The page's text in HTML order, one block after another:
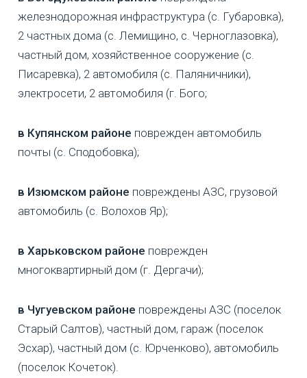
железнодорожная инфраструктура (с. Губаровка),
2 частных дома (с. Лемищино, с. Черноглазовка),
частный дом, хозяйственное сооружение (с.
Писаревка), 2 автомобиля (с. Паляничники),
электросети, 2 автомобиля (г. Бого;
в Купянском районе поврежден автомобиль
почты (с. Сподобовка);
в Изюмском районе повреждены АЗС, грузовой
автомобиль (с. Волохов Яр);
в Харьковском районе поврежден
многоквартирный дом (г. Дергачи);
в Чугуевском районе повреждены АЗС (поселок
Старый Салтов), частный дом, гараж (поселок
Эсхар), частный дом (с. Юрченково), автомобиль
(поселок Кочеток).